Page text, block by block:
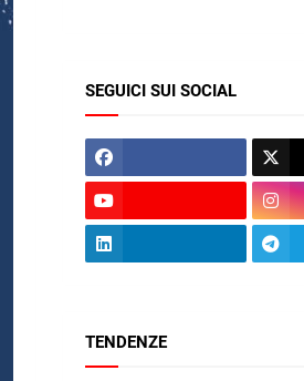
SEGUICI SUI SOCIAL
TENDENZE